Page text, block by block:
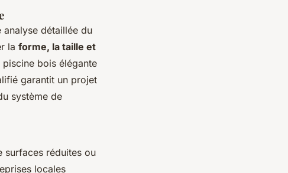
analyse détaillée du
la forme, la taille et
piscine bois élégante
garantit un projet
système de
surfaces réduites ou
locales